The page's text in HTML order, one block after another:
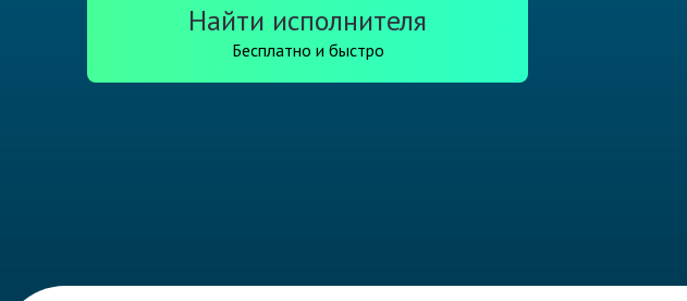
Найти исполнителя
Бесплатно и быстро